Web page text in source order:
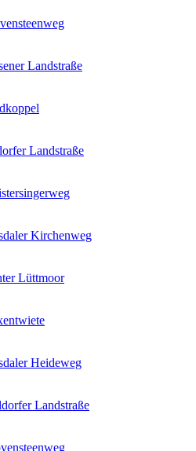
Landstraße
Landstraße
Kirchenweg
Lüttmoor
Heideweg
Landstraße